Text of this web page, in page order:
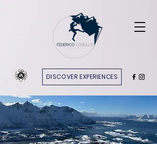
DISCOVER EXPERIENCES